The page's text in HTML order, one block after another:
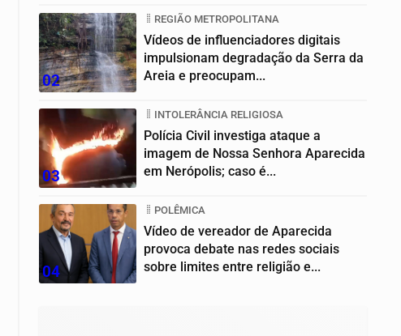
02
REGIÃO METROPOLITANA
Vídeos de influenciadores digitais
impulsionam degradação da Serra da
Areia e preocupam...
03
INTOLERÂNCIA RELIGIOSA
Polícia Civil investiga ataque a
imagem de Nossa Senhora Aparecida
em Nerópolis; caso é...
04
POLÊMICA
Vídeo de vereador de Aparecida
provoca debate nas redes sociais
sobre limites entre religião e...